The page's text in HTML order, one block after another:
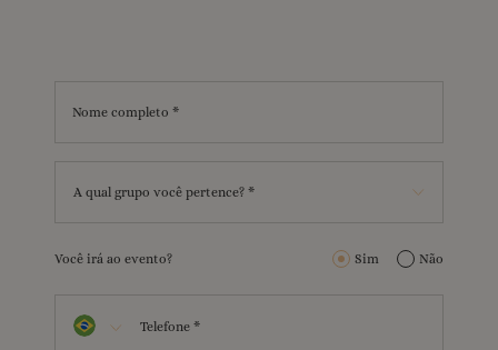
Nome completo *
A qual grupo você pertence? *
Você irá ao evento? Sim Não
Telefone *